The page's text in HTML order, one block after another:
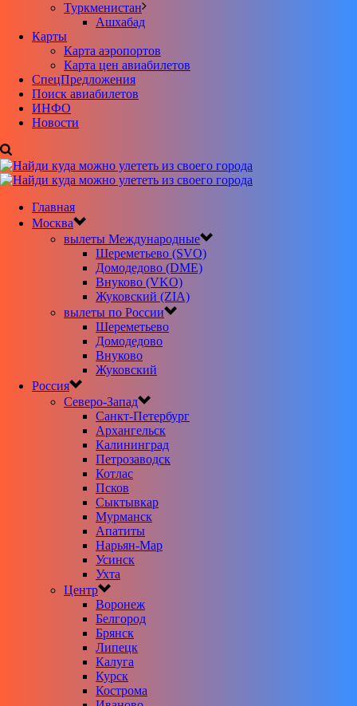
Туркменистан
Ашхабад
Карты
Карта аэропортов
Карта цен авиабилетов
CпецПредложения
Поиск авиабилетов
ИНФО
Новости
Главная
Москва
вылеты Международные
Шереметьево (SVO)
Домодедово (DME)
Внуково (VKO)
Жуковский (ZIA)
вылеты по России
Шереметьево
Домодедово
Внуково
Жуковский
Россия
Северо-Запад
Санкт-Петербург
Архангельск
Калининград
Петрозаводск
Котлас
Псков
Сыктывкар
Мурманск
Апатиты
Нарьян-Мар
Усинск
Ухта
Центр
Воронеж
Белгород
Брянск
Липецк
Калуга
Курск
Кострома